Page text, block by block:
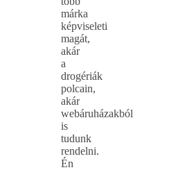
márka
képviseleti
magát,
akár
a
drogériák
polcain,
akár
webáruházakból
is
tudunk
rendelni.
Én